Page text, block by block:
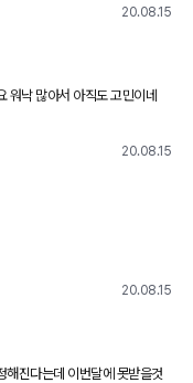
20.08.15
20.08.15
20.08.15
달에 못받을것